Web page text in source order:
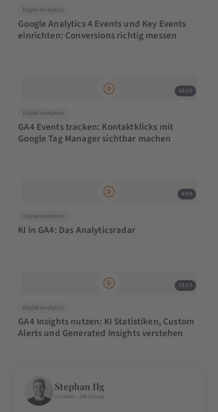
Digital Analytics
Google Analytics 4 Events und Key Events
einrichten: Conversions richtig messen
18:30
Digital Analytics
GA4 Events tracken: Kontaktklicks mit
Google Tag Manager sichtbar machen
4:58
Digital Analytics
KI in GA4: Das Analyticsradar
13:13
Digital Analytics
GA4 Insights nutzen: KI Statistiken, Custom
Alerts und Generated Insights verstehen
Stephan Ilg
Gründer · DM Group